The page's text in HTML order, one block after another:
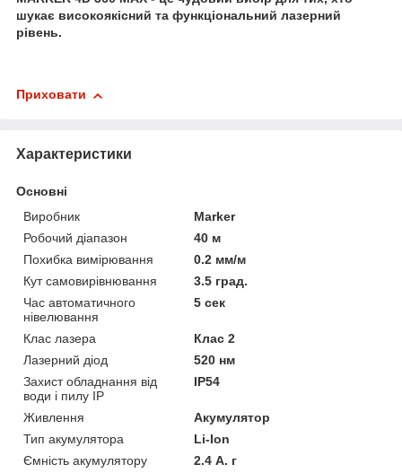
шукає високоякісний та функціональний лазерний
рівень.
Приховати
Характеристики
Основні
Виробник
Marker
Робочий діапазон
40 м
Похибка вимірювання
0.2 мм/м
Кут самовирівнювання
3.5 град.
Час автоматичного
нівелювання
5 сек
Клас лазера
Клас 2
Лазерний діод
520 нм
Захист обладнання від
води і пилу IP
IP54
Живлення
Акумулятор
Тип акумулятора
Li-Ion
Ємність акумулятору
2.4 А. г